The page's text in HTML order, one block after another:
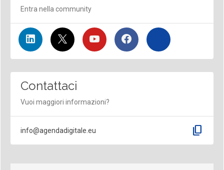
Entra nella community
Contattaci
Vuoi maggiori informazioni?
info@agendadigitale.eu content_copy